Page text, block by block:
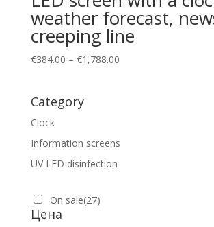
weather forecast,
creeping line
€384.00 – €1,788.00
Category
Clock
Information screens
UV LED disinfection
On sale(27)
Цена